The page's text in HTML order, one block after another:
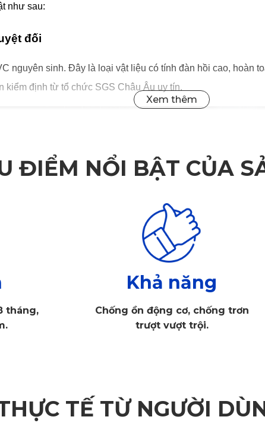
như sau:
đối
nguyên sinh. Đây là loại vật liệu có tính đàn hồi cao, hoàn
kiểm định từ tổ chức SGS Châu Âu uy tín.
ĐIỂM NỔI BẬT CỦA
tháng,
Khả năng
Chống ồn động cơ, chống trơn
trượt vượt trội.
TẾ TỪ NGƯỜI